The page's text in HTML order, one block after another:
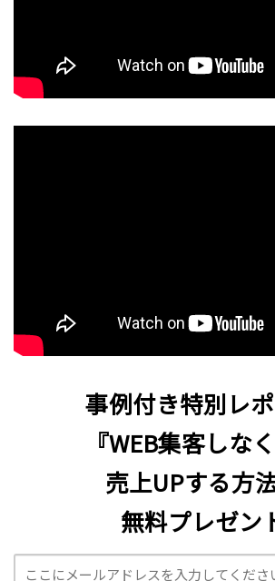
事例付き特別レ
『WEB集客しな
売上UPする方法
無料プレゼン